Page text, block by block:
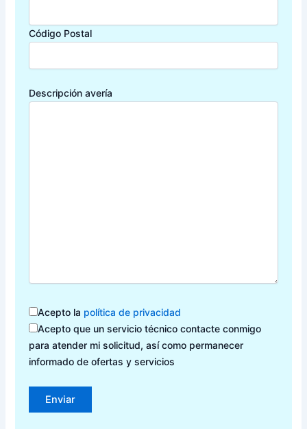
Código Postal
Descripción avería
Acepto la política de privacidad
Acepto que un servicio técnico contacte conmigo
para atender mi solicitud, así como permanecer
informado de ofertas y servicios